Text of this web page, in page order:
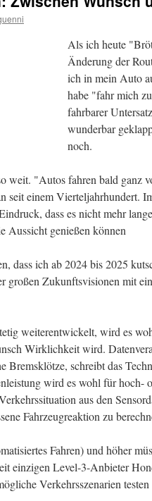
Als ich heute
Änderung der
ich in mein Auto
habe "fahr mich
fahrbarer
wunderbar
noch.
weit. "Autos fahren bald ganz
seit einem Vierteljahrhundert.
dass es nicht mehr
Aussicht genießen können
dass ich ab 2024 bis 2025
großen Zukunftsvisionen mit
weiterentwickelt, wird es
Wirklichkeit wird.
Bremsklötze, schreibt das
wird es wohl für hoch-
aus den
Fahrzeugreaktion zu
Fahren) und höher
einzigen Level-3-Anbieter
Verkehrsszenarien